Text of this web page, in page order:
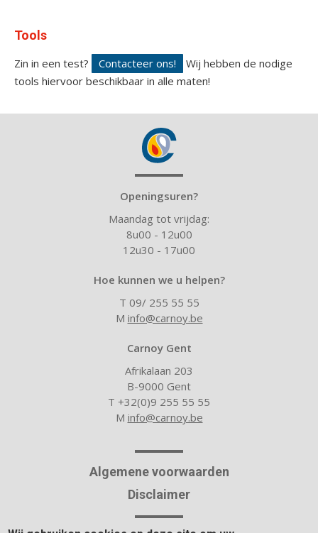
Tools
Zin in een test? Contacteer ons!
Wij hebben de nodige
tools hiervoor beschikbaar in alle maten!
Openingsuren?
Maandag tot vrijdag:
8u00 - 12u00
12u30 - 17u00
Hoe kunnen we u helpen?
T 09/ 255 55 55
M info@carnoy.be
Carnoy Gent
Afrikalaan 203
B-9000 Gent
T +32(0)9 255 55 55
M info@carnoy.be
Algemene voorwaarden
Disclaimer